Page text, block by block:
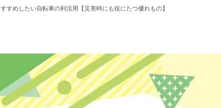
すめしたい自転車の利活用【災害時にも役にたつ優れもの】